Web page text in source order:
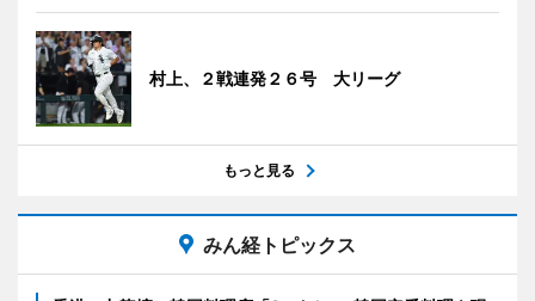
村上、２戦連発２６号 大リーグ
もっと見る
みん経トピックス